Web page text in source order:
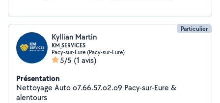
Particulier
Kyllian Martin
KM_SERVICES
Pacy-sur-Eure (Pacy-sur-Eure)
5/5 (1 avis)
Présentation
Nettoyage Auto o7.66.57.o2.o9 Pacy-sur-Eure &
alentours